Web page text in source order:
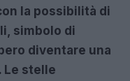
la possibilità di
simbolo di
diventare una
Le stelle